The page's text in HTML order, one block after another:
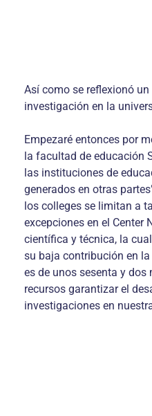
Así como se reflexionó
investigación en la
Empezaré entonces por
la facultad de educación
las instituciones de
generados en otras
los colleges se limitan a
excepciones en el Center
científica y técnica, la
su baja contribución en
es de unos sesenta y
recursos garantizar el
investigaciones en